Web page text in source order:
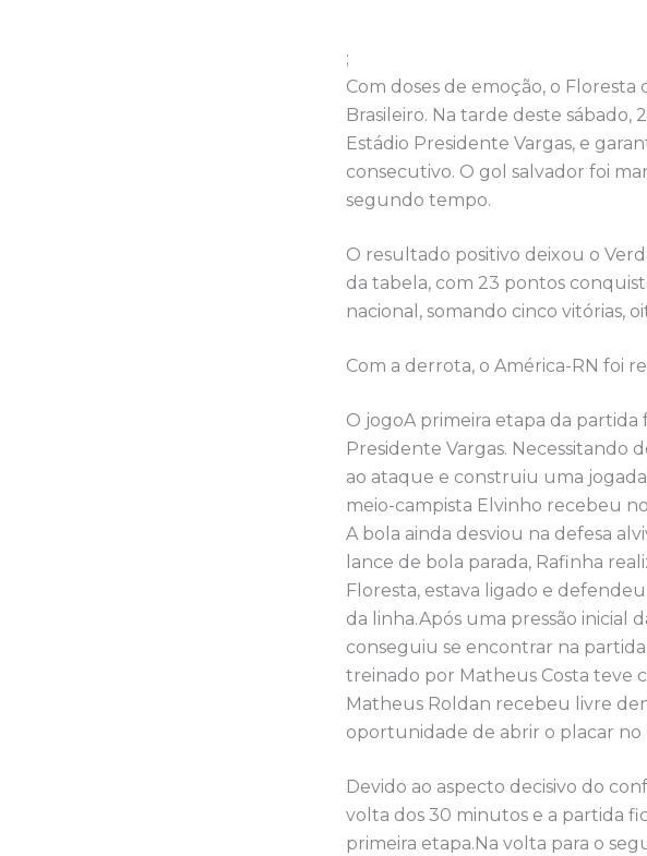
;
Com doses de emoção, o
Brasileiro. Na tarde deste sábado,
Estádio Presidente Vargas, e
consecutivo. O gol salvador foi
segundo tempo.
O resultado positivo deixou o
da tabela, com 23 pontos
nacional, somando cinco vitórias,
Com a derrota, o América-RN foi
O jogoA primeira etapa da
Presidente Vargas. Necessitando
ao ataque e construiu uma
meio-campista Elvinho recebeu
A bola ainda desviou na defesa
lance de bola parada, Rafinha
Floresta, estava ligado e
da linha.Após uma pressão inicial
conseguiu se encontrar na
treinado por Matheus Costa teve
Matheus Roldan recebeu livre
oportunidade de abrir o placar no
Devido ao aspecto decisivo do
volta dos 30 minutos e a partida
primeira etapa.Na volta para o